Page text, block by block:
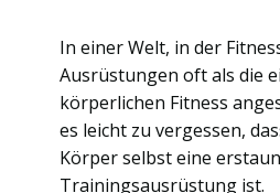
In einer Welt, in der
Ausrüstungen oft als die
körperlichen Fitness
es leicht zu vergessen,
Körper selbst eine
Trainingsausrüstung ist.